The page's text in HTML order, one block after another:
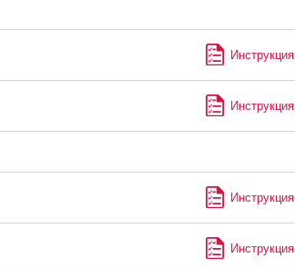
Инструкция
Инструкция
Инструкция
Инструкция